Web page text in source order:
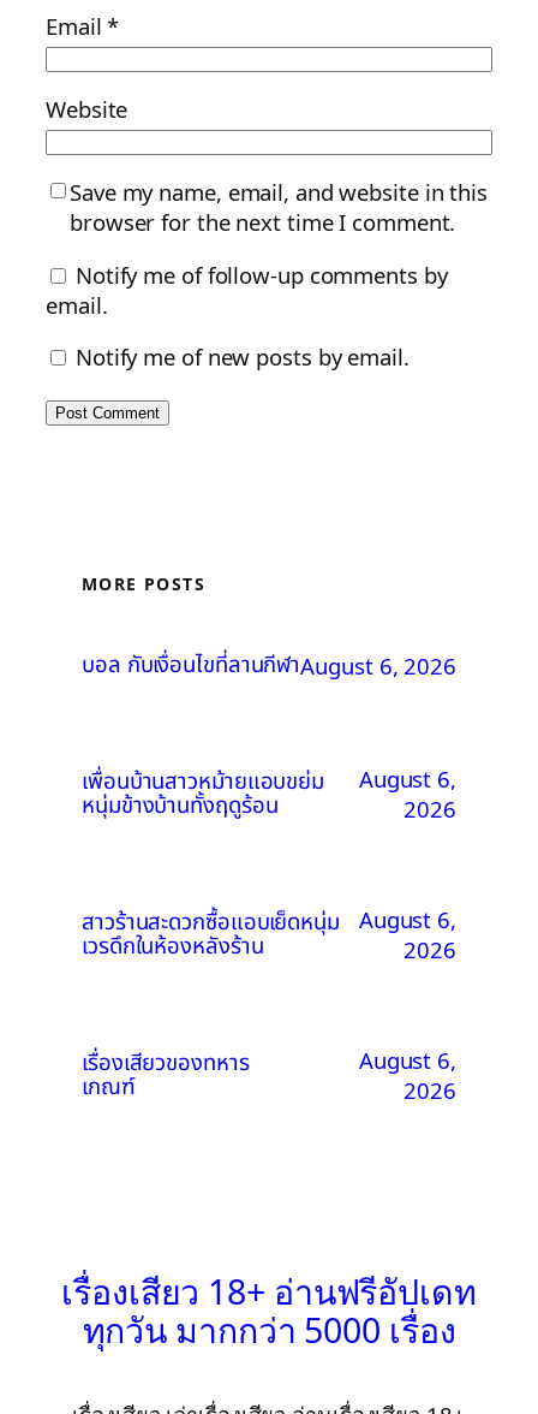
Email*
Website
Save my name, email, and website in this
browser for the next time I comment.
Notify me of follow-up comments by
email.
Notify me of new posts by email.
MORE POSTS
บอล กับเงื่อนไขที่ลานกีฬาAugust 6, 2026
เพื่อนบ้านสาวหม้ายแอบขย่ม
หนุ่มข้างบ้านทั้งฤดูร้อน
August 6,
2026
สาวร้านสะดวกซื้อแอบเย็ดหนุ่ม
เวรดึกในห้องหลังร้าน
August 6,
2026
เรื่องเสียวของทหาร
เกณฑ์
August 6,
2026
เรื่องเสียว 18+ อ่านฟรีอัปเดท
ทุกวัน มากกว่า 5000 เรื่อง